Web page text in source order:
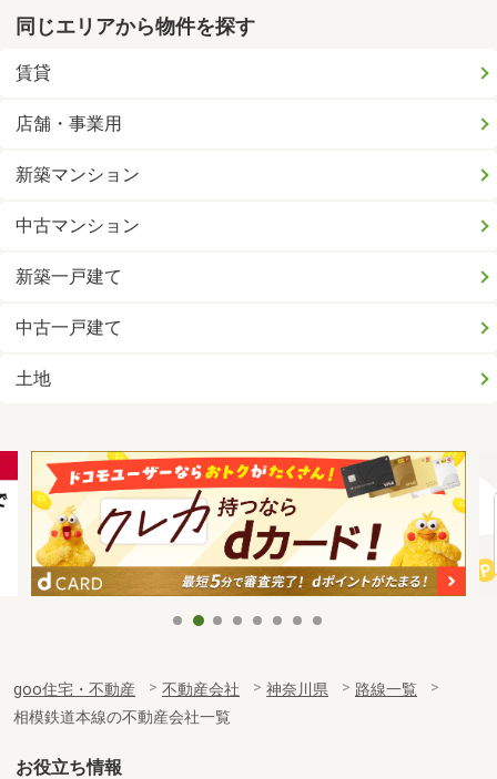
同じエリアから物件を探す
賃貸
店舗・事業用
新築マンション
中古マンション
新築一戸建て
中古一戸建て
土地
goo住宅・不動産 不動産会社 神奈川県
路線一覧
相模鉄道本線の不動産会社一覧
お役立ち情報